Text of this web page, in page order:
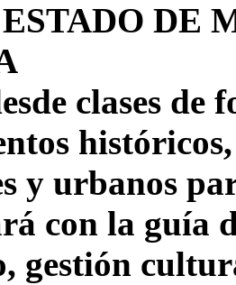
DE
clases
y urbanos
con la guía
gestión